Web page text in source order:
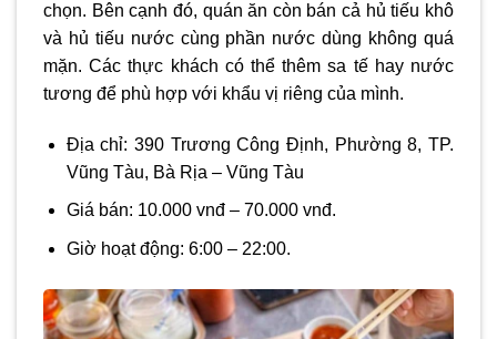
chọn. Bên cạnh đó, quán ăn còn bán cả hủ tiếu khô
và hủ tiếu nước cùng phần nước dùng không quá
mặn. Các thực khách có thể thêm sa tế hay nước
tương để phù hợp với khẩu vị riêng của mình.
Địa chỉ: 390 Trương Công Định, Phường 8, TP.
Vũng Tàu, Bà Rịa – Vũng Tàu
Giá bán: 10.000 vnđ – 70.000 vnđ.
Giờ hoạt động: 6:00 – 22:00.